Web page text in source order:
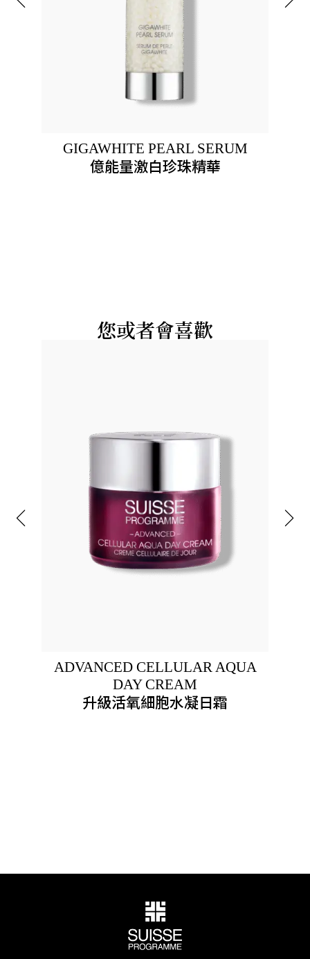
GIGAWHITE PEARL SERUM
億能量激白珍珠精華
您或者會喜歡
ADVANCED CELLULAR AQUA
DAY CREAM
升級活氧細胞水凝日霜